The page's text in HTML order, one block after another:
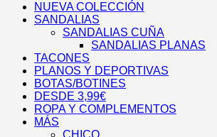
NUEVA COLECCIÓN
SANDALIAS
SANDALIAS CUÑA
SANDALIAS PLANAS
TACONES
PLANOS Y DEPORTIVAS
BOTAS/BOTINES
DESDE 3,99€
ROPA Y COMPLEMENTOS
MÁS